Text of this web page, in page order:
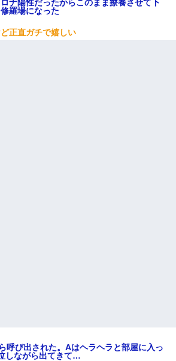
帰宅すると、嫁と嫁両親と知らない男が
ナ陽性だったからこのまま療養させて下
羅場になった
正直ガチで嬉しい
呼び出された。Aはヘラヘラと部屋に入っ
しながら出てきて…